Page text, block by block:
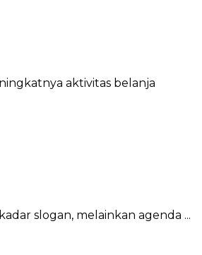
aktivitas belanja
slogan, melainkan agenda ...